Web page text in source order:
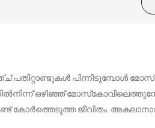
പതിറ്റാണ്ടുകള്‍ പിന്നിടുമ്പോള്‍
ഒഴിഞ്ഞ്
ജീവിതം.